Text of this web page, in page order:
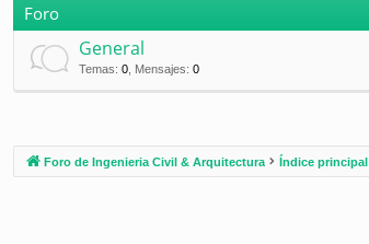
pi
d
Foro
General
Temas: 0 Mensajes: 0
Foro de Ingenieria Civil & Arquitectura Índice principal